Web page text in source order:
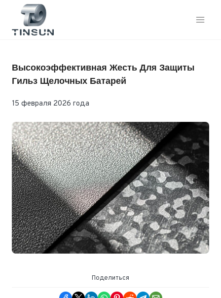
Перейти
контенту
Высокоэффективная Жесть Для Защиты
Гильз Щелочных Батарей
15 февраля 2026 года
Поделиться